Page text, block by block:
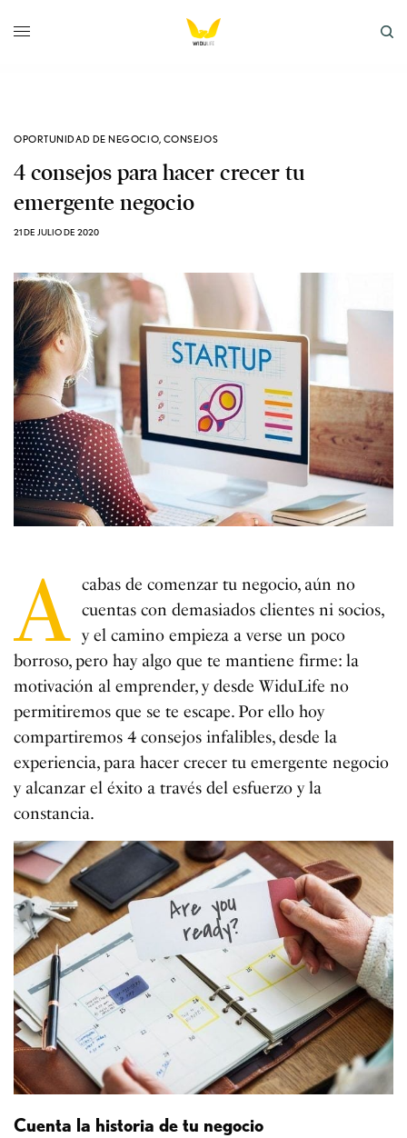
OPORTUNIDAD DE NEGOCIO, CONSEJOS
4 consejos para hacer crecer tu
emergente negocio
21 DE JULIO DE 2020
A cabas de comenzar tu negocio, aún no
cuentas con demasiados clientes ni socios,
y el camino empieza a verse un poco
borroso, pero hay algo que te mantiene firme: la
motivación al emprender, y desde WiduLife no
permitiremos que se te escape. Por ello hoy
compartiremos 4 consejos infalibles, desde la
experiencia, para hacer crecer tu emergente negocio
y alcanzar el éxito a través del esfuerzo y la
constancia.
Cuenta la historia de tu negocio